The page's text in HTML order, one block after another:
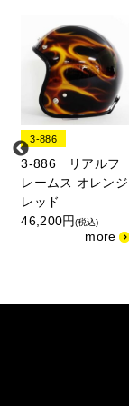
3-886
3-886 リアルフ
レームス オレンジ
レッド
46,200円(税込)